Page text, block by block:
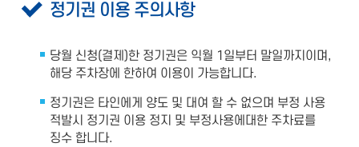
정기권 이용 주의사항
당월 신청(결제)한 정기권은 익월 1일부터 말일까지이며,
해당 주차장에 한하여 이용이 가능합니다.
정기권은 타인에게 양도 및 대여 할 수 없으며 부정 사용
적발시 정기권 이용 정지 및 부정사용에대한 주차료를
징수 합니다.